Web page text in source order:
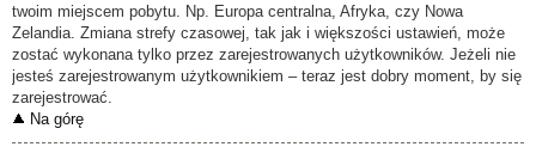
twoim miejscem pobytu. Np. Europa centralna, Afryka, czy Nowa
Zelandia. Zmiana strefy czasowej, tak jak i większości ustawień, może
zostać wykonana tylko przez zarejestrowanych użytkowników. Jeżeli nie
jesteś zarejestrowanym użytkownikiem – teraz jest dobry moment, by się
zarejestrować.
Na górę